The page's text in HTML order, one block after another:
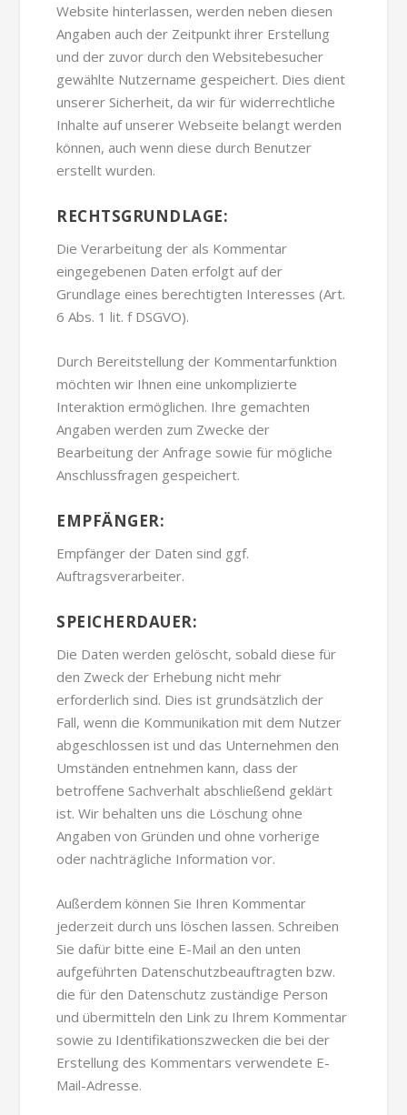
Website hinterlassen, werden neben diesen
Angaben auch der Zeitpunkt ihrer Erstellung
und der zuvor durch den Websitebesucher
gewählte Nutzername gespeichert. Dies dient
unserer Sicherheit, da wir für widerrechtliche
Inhalte auf unserer Webseite belangt werden
können, auch wenn diese durch Benutzer
erstellt wurden.
RECHTSGRUNDLAGE:
Die Verarbeitung der als Kommentar
eingegebenen Daten erfolgt auf der
Grundlage eines berechtigten Interesses (Art.
6 Abs. 1 lit. f DSGVO).
Durch Bereitstellung der Kommentarfunktion
möchten wir Ihnen eine unkomplizierte
Interaktion ermöglichen. Ihre gemachten
Angaben werden zum Zwecke der
Bearbeitung der Anfrage sowie für mögliche
Anschlussfragen gespeichert.
EMPFÄNGER:
Empfänger der Daten sind ggf.
Auftragsverarbeiter.
SPEICHERDAUER:
Die Daten werden gelöscht, sobald diese für
den Zweck der Erhebung nicht mehr
erforderlich sind. Dies ist grundsätzlich der
Fall, wenn die Kommunikation mit dem Nutzer
abgeschlossen ist und das Unternehmen den
Umständen entnehmen kann, dass der
betroffene Sachverhalt abschließend geklärt
ist. Wir behalten uns die Löschung ohne
Angaben von Gründen und ohne vorherige
oder nachträgliche Information vor.
Außerdem können Sie Ihren Kommentar
jederzeit durch uns löschen lassen. Schreiben
Sie dafür bitte eine E-Mail an den unten
aufgeführten Datenschutzbeauftragten bzw.
die für den Datenschutz zuständige Person
und übermitteln den Link zu Ihrem Kommentar
sowie zu Identifikationszwecken die bei der
Erstellung des Kommentars verwendete E-
Mail-Adresse.